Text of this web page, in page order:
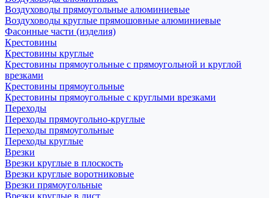
Воздуховоды прямоугольные алюминиевые
Воздуховоды круглые прямошовные алюминиевые
Фасонные части (изделия)
Крестовины
Крестовины круглые
Крестовины прямоугольные с прямоугольной и круглой
врезками
Крестовины прямоугольные
Крестовины прямоугольные с круглыми врезками
Переходы
Переходы прямоугольно-круглые
Переходы прямоугольные
Переходы круглые
Врезки
Врезки круглые в плоскость
Врезки круглые воротниковые
Врезки прямоугольные
Врезки круглые в лист